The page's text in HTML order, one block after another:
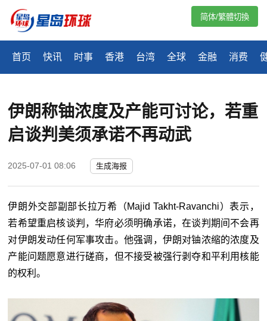
首页 快讯 时事 香港 台湾 全球 金融 消费
简体/繁體切換
伊朗称铀浓度及产能可讨论，若重
启谈判美须承诺不再动武
2025-07-01 08:06 生成海报
伊朗外交部副部长拉万希（Majid Takht-Ravanchi）表示，
若希望重启核谈判，华府必须明确承诺，在谈判期间不会再
对伊朗发动任何军事攻击。他强调，伊朗对铀浓缩的浓度及
产能问题愿意进行磋商，但不接受被强行剥夺和平利用核能
的权利。